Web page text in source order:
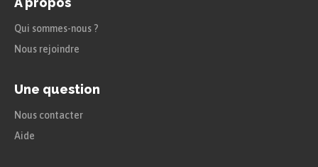
Définition
Un triangle rectangle est un triangle
possédant un angle droit. Le côté
Qui sommes-nous ?
Nous rejoindre
Une question
Nous contacter
Aide